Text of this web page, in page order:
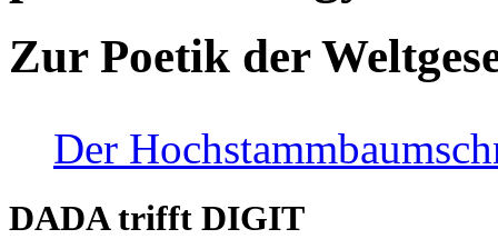
Zur Poetik der
Der
DADA trifft DIGIT